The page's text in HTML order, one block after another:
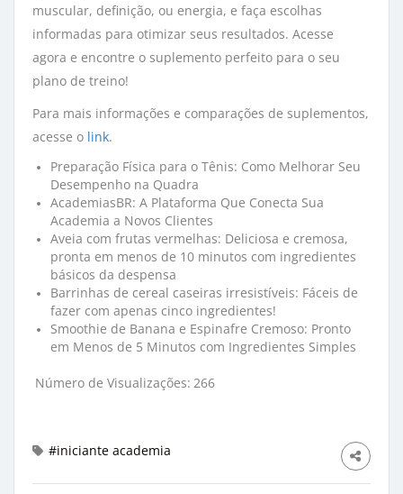
muscular, definição, ou energia, e faça escolhas
informadas para otimizar seus resultados. Acesse
agora e encontre o suplemento perfeito para o seu
plano de treino!
Para mais informações e comparações de suplementos,
acesse o link.
Preparação Física para o Tênis: Como Melhorar Seu
Desempenho na Quadra
AcademiasBR: A Plataforma Que Conecta Sua
Academia a Novos Clientes
Aveia com frutas vermelhas: Deliciosa e cremosa,
pronta em menos de 10 minutos com ingredientes
básicos da despensa
Barrinhas de cereal caseiras irresistíveis: Fáceis de
fazer com apenas cinco ingredientes!
Smoothie de Banana e Espinafre Cremoso: Pronto
em Menos de 5 Minutos com Ingredientes Simples
Número de Visualizações: 266
#iniciante academia